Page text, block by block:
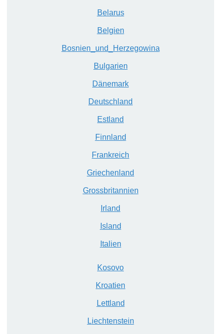
Belarus
Belgien
Bosnien_und_ Herzegowina
Bulgarien
Dänemark
Deutschland
Estland
Finnland
Frankreich
Griechenland
Grossbritannien
rland
sland
talien
Kosovo
Kroatien
Lettland
Liechtenstein